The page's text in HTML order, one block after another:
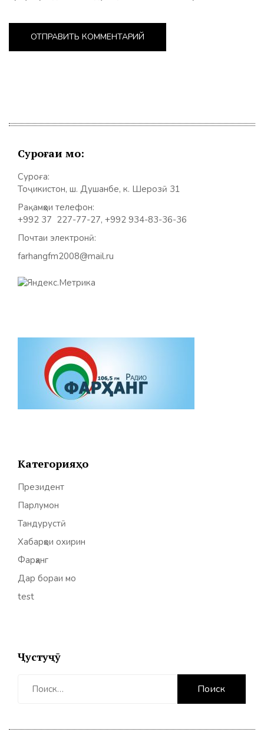
Суроғаи мо:
Суроға:
Тоҷикистон, ш. Душанбе, к. Шерозӣ 31
Рақамҳои телефон:
+992 37 227-77-27, +992 934-83-36-36
Почтаи электронӣ:
farhangfm2008@mail.ru
Категорияҳо
Президент
Парлумон
Тандурустӣ
Хабарҳои охирин
Фарҳанг
Дар бораи мо
test
Ҷустуҷӯ